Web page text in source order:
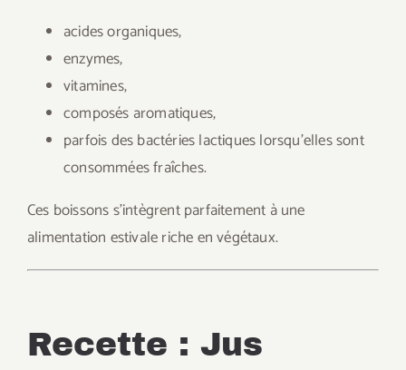
acides organiques,
enzymes,
vitamines,
composés aromatiques,
parfois des bactéries lactiques lorsqu’elles sont
consommées fraîches.
Ces boissons s’intègrent parfaitement à une
alimentation estivale riche en végétaux.
Recette : Jus